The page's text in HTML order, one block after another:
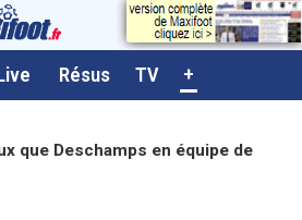
Résus TV +
que Deschamps en équipe de